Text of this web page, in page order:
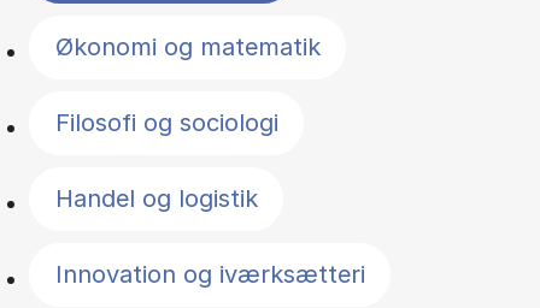
Økonomi og matematik
Filosofi og sociologi
Handel og logistik
Innovation og iværksætteri